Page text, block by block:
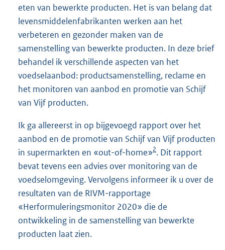
eten van bewerkte producten. Het is van belang dat
levensmiddelenfabrikanten werken aan het
verbeteren en gezonder maken van de
samenstelling van bewerkte producten. In deze brief
behandel ik verschillende aspecten van het
voedselaanbod: productsamenstelling, reclame en
het monitoren van aanbod en promotie van Schijf
van Vijf producten.
Ik ga allereerst in op bijgevoegd rapport over het
aanbod en de promotie van Schijf van Vijf producten
in supermarkten en «out-of-home»2. Dit rapport
bevat tevens een advies over monitoring van de
voedselomgeving. Vervolgens informeer ik u over de
resultaten van de RIVM-rapportage
«Herformuleringsmonitor 2020» die de
ontwikkeling in de samenstelling van bewerkte
producten laat zien.